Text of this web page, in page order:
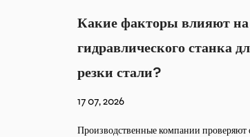
Почему гидравлическому
инструменту с
требуется надежный
мощности?
10 07, 2026